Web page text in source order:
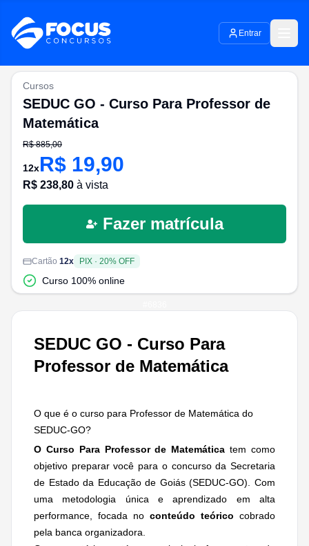
Entrar
SEDUC GO - Curso Para
Professor de Matemática
O que é o curso para Professor de Matemática do
SEDUC-GO?
O Curso Para Professor de Matemática tem como
objetivo preparar você para o concurso da Secretaria
de Estado da Educação de Goiás (SEDUC-GO). Com
uma metodologia única e aprendizado em alta
performance, focada no conteúdo teórico cobrado
pela banca organizadora.
Cursos
SEDUC GO - Curso Para Professor de
Matemática
R$885,00
12xR$ 19,90
R$ 238,80 à vista
Fazer matrícula
Cartão 12x PIX · 20% OFF
Curso 100% online